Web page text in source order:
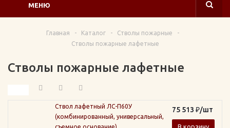
МЕНЮ
Главная - Каталог - Стволы пожарные
-
Стволы пожарные лафетные
Стволы пожарные лафетные
Ствол лафетный ЛС-П60У
(комбинированный, универсальный,
75 513 ₽/шт
В корзину